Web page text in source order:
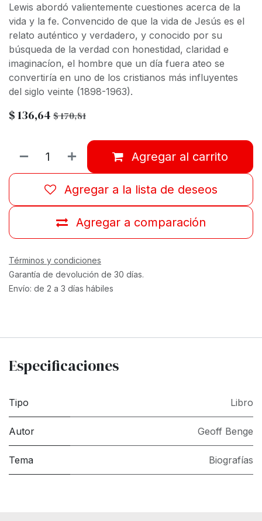
Lewis abordó valientemente cuestiones acerca de la
vida y la fe. Convencido de que la vida de Jesús es el
relato auténtico y verdadero, y conocido por su
búsqueda de la verdad con honestidad, claridad e
imaginacíon, el hombre que un día fuera ateo se
convertiría en uno de los cristianos más influyentes
del siglo veinte (1898-1963).
$136,64 $170,81
Agregar al carrito
Agregar a comparación
Agregar a la lista de deseos
Términos y condiciones
Garantía de devolución de 30 días.
Envío: de 2 a 3 días hábiles
Especificaciones
Tipo Libro
Autor Geoff Benge
Tema Biografías